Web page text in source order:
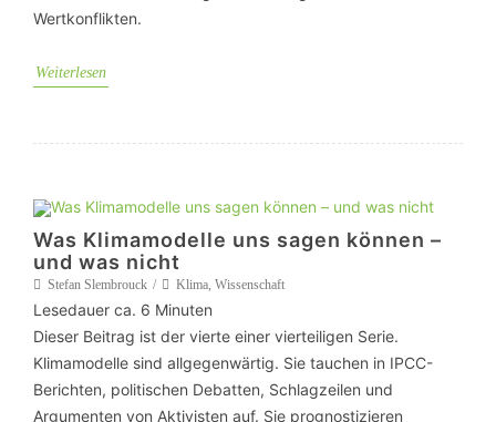
Wertkonflikten.
Weiterlesen
Was Klimamodelle uns sagen können –
und was nicht
Stefan Slembrouck Klima, Wissenschaft
Lesedauer ca. 6 Minuten
Dieser Beitrag ist der vierte einer vierteiligen Serie.
Klimamodelle sind allgegenwärtig. Sie tauchen in IPCC-
Berichten, politischen Debatten, Schlagzeilen und
Argumenten von Aktivisten auf. Sie prognostizieren